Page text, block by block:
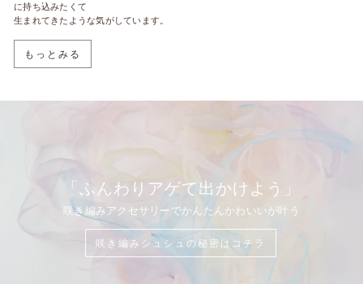
に持ち込みたくて
生まれてきたような気がしています。
もっとみる
「ふんわりアゲて出かけよう」
咲き編みアクセサリーでかんたんかわいいが叶う
咲き編みシュシュの秘密はコチラ